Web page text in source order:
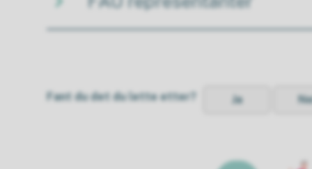
Fant du det du lette etter? Ja